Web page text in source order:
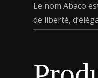
Le nom Abaco
de liberté,